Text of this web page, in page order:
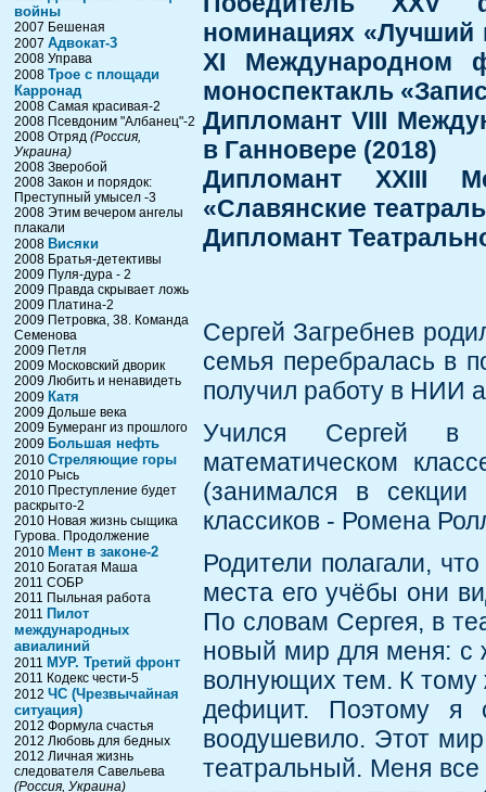
войны
2007 Бешеная
2007 Адвокат-3
2008 Управа
2008 Трое с площади
Карронад
2008 Самая красивая-2
2008 Псевдоним "Албанец"-2
2008 Отряд (Россия,
Украина)
2008 Зверобой
2008 Закон и порядок:
Преступный умысел -3
2008 Этим вечером ангелы
плакали
2008 Висяки
2008 Братья-детективы
2009 Пуля-дура - 2
2009 Правда скрывает ложь
2009 Платина-2
2009 Петровка, 38. Команда
Семенова
2009 Петля
2009 Московский дворик
2009 Любить и ненавидеть
2009 Катя
2009 Дольше века
2009 Бумеранг из прошлого
2009 Большая нефть
2010 Стреляющие горы
2010 Рысь
2010 Преступление будет
раскрыто-2
2010 Новая жизнь сыщика
Гурова. Продолжение
2010 Мент в законе-2
2010 Богатая Маша
2011 СОБР
2011 Пыльная работа
2011 Пилот
международных
авиалиний
2011 МУР. Третий фронт
2011 Кодекс чести-5
2012 ЧС (Чрезвычайная
ситуация)
2012 Формула счастья
2012 Любовь для бедных
2012 Личная жизнь
следователя Савельева
(Россия, Украина)
номинациях «Лучший
XI Международном
моноспектакль
Дипломант VIII
в Ганновере (2018)
Дипломант ХХIII
«Славянские
Дипломант
Сергей Загребнев
семья перебралась в
получил работу в НИИ
Учился Сергей в
математическом
(занимался в
классиков - Ромена
Родители полагали,
места его учёбы они
По словам Сергея, в
новый мир для меня: с
волнующих тем. К тому
дефицит. Поэтому я
воодушевило. Этот
театральный. Меня